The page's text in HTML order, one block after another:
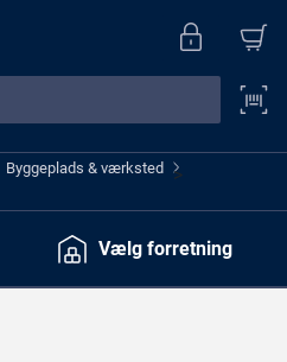
Byggeplads & værksted >
Vælg forretning